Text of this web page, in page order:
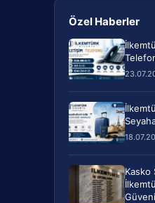
Özel Haberler
Kasko